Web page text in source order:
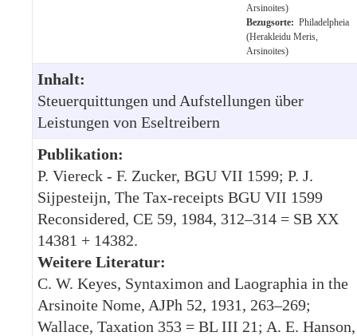
Arsinoites)
Bezugsorte: Philadelpheia
(Herakleidu Meris,
Arsinoites)
Inhalt:
Steuerquittungen und Aufstellungen über
Leistungen von Eseltreibern
Publikation:
P. Viereck - F. Zucker, BGU VII 1599; P. J.
Sijpesteijn, The Tax-receipts BGU VII 1599
Reconsidered, CE 59, 1984, 312–314 = SB XX
14381 + 14382.
Weitere Literatur:
C. W. Keyes, Syntaximon and Laographia in the
Arsinoite Nome, AJPh 52, 1931, 263–269;
Wallace, Taxation 353 = BL III 21; A. E. Hanson,